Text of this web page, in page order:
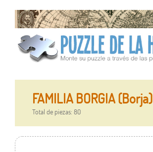
FAMILIA BORGIA (Borja)
Total de piezas: 80